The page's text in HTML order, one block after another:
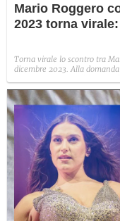
Mario Roggero
2023 torna
Torna virale lo scontro tra
dicembre 2023. Alla